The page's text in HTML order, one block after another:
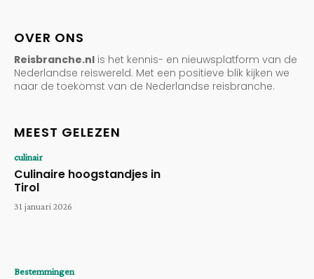
OVER ONS
Reisbranche.nl is het kennis- en nieuwsplatform van de
Nederlandse reiswereld. Met een positieve blik kijken we
naar de toekomst van de Nederlandse reisbranche.
MEEST GELEZEN
culinair
Culinaire hoogstandjes in
Tirol
31 januari 2026
Bestemmingen